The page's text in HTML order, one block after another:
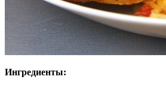
Ингредиенты: